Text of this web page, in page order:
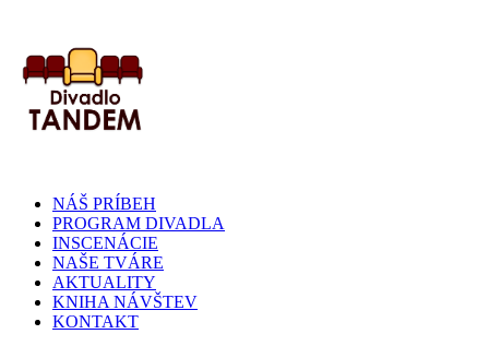
NÁŠ PRÍBEH
PROGRAM DIVADLA
INSCENÁCIE
NAŠE TVÁRE
AKTUALITY
KNIHA NÁVŠTEV
KONTAKT